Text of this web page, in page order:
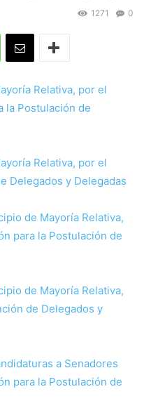
0
1271
Relativa, por el
la Postulación de
Relativa, por el
Delegados y Delegadas
de Mayoría Relativa,
para la Postulación de
de Mayoría Relativa,
de Delegados y
a Senadores
para la Postulación de